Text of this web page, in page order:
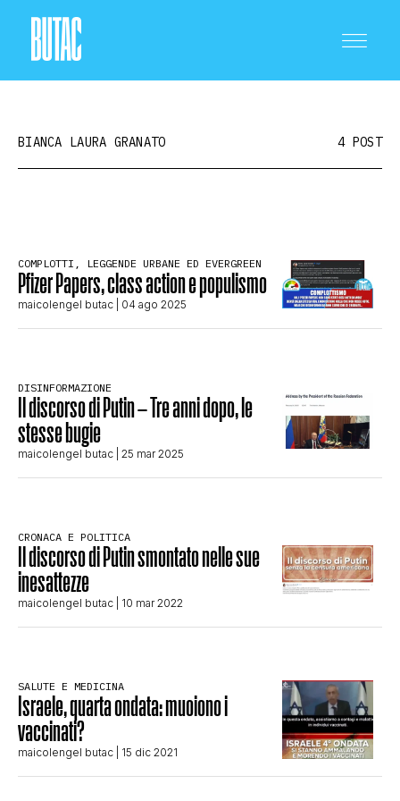
SCIENZA E TECNOLOGIA
STORIA E CITAZIONI
COMPLOTTI, LEGGENDE URBANE ED
EVERGREEN
EDITORIALI
TRUFFE E SOCIAL NETWORK
BIANCA LAURA GRANATO 4 POST
COMPLOTTI, LEGGENDE URBANE ED EVERGREEN
Pfizer Papers, class action e populismo
maicolengel butac | 04 ago 2025
DISINFORMAZIONE
Il discorso di Putin – Tre anni dopo, le
stesse bugie
maicolengel butac | 25 mar 2025
CRONACA E POLITICA
Il discorso di Putin smontato nelle sue
inesattezze
maicolengel butac | 10 mar 2022
SALUTE E MEDICINA
Israele, quarta ondata: muoiono i
vaccinati?
maicolengel butac | 15 dic 2021